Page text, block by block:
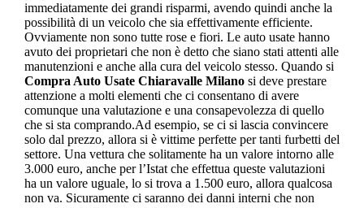
immediatamente dei grandi risparmi, avendo quindi anche la
possibilità di un veicolo che sia effettivamente efficiente.
Ovviamente non sono tutte rose e fiori. Le auto usate hanno
avuto dei proprietari che non è detto che siano stati attenti alle
manutenzioni e anche alla cura del veicolo stesso. Quando si
Compra Auto Usate Chiaravalle Milanosi deve prestare
attenzione a molti elementi che ci consentano di avere
comunque una valutazione e una consapevolezza di quello
che si sta comprando.Ad esempio, se ci si lascia convincere
solo dal prezzo, allora si è vittime perfette per tanti furbetti del
settore. Una vettura che solitamente ha un valore intorno alle
3.000 euro, anche per l’Istat che effettua queste valutazioni
ha un valore uguale, lo si trova a 1.500 euro, allora qualcosa
non va. Sicuramente ci saranno dei danni interni che non